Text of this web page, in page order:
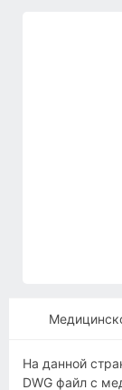
На данной
DWG файл с